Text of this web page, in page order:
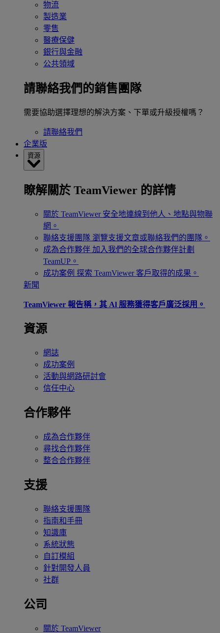
物流
製造業
零售
醫療保健
銀行與金融
公共領域
請聯絡我們的銷售團隊
需要協助選擇理想的解決方案、下單或升級授權嗎？
請聯絡我們
企業版
資源
瞭解關於 TeamViewer 的詳情
關於 TeamViewer 安全地連線到他人、地點與物聯
網。
聯絡支援團隊 瀏覽支援文章或聯絡我們的團隊。
成為合作夥伴 加入我們的全球合作夥伴計劃
TeamUP。
成功案例 探索 TeamViewer 客戶取得的成果。
新聞
TeamViewer 報告稱，其 Al 服務獲得客戶廣泛採用。
資源
網誌
成功案例
活動與網路研討會
信任中心
合作夥伴
成為合作夥伴
尋找合作夥伴
整合合作夥伴
支援
聯絡支援團隊
指南和手冊
知識庫
系統狀態
自訂模組
針對開發人員
社群
公司
關於 TeamViewer